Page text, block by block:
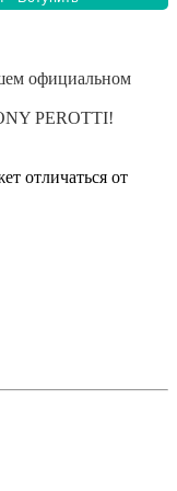
официальном
PEROTTI!
отличаться от